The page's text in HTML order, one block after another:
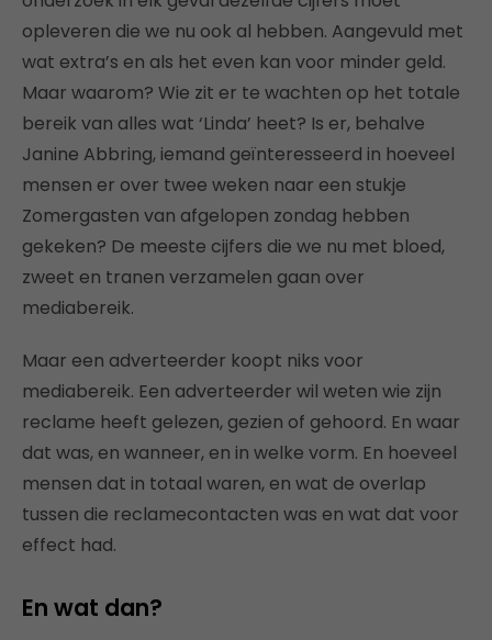
opleveren die we nu ook al hebben. Aangevuld met
wat extra’s en als het even kan voor minder geld.
Maar waarom? Wie zit er te wachten op het totale
bereik van alles wat ‘Linda’ heet? Is er, behalve
Janine Abbring, iemand geïnteresseerd in hoeveel
mensen er over twee weken naar een stukje
Zomergasten van afgelopen zondag hebben
gekeken? De meeste cijfers die we nu met bloed,
zweet en tranen verzamelen gaan over
mediabereik.
Maar een adverteerder koopt niks voor
mediabereik. Een adverteerder wil weten wie zijn
reclame heeft gelezen, gezien of gehoord. En waar
dat was, en wanneer, en in welke vorm. En hoeveel
mensen dat in totaal waren, en wat de overlap
tussen die reclamecontacten was en wat dat voor
effect had.
En wat dan?